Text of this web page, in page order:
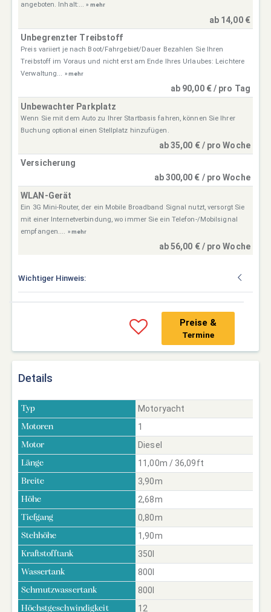
angeboten. Inhalt:...» mehr
ab 14,00 €
Unbegrenzter Treibstoff
Preis variiert je nach Boot/Fahrgebiet/Dauer Bezahlen Sie Ihren
Treibstoff im Voraus und nicht erst am Ende Ihres Urlaubes: Leichtere
Verwaltung... » mehr
ab 90,00 € / pro Tag
Unbewachter Parkplatz
Wenn Sie mit dem Auto zu Ihrer Startbasis fahren, können Sie Ihrer
Buchung optional einen Stellplatz hinzufügen.
ab 35,00 € / pro Woche
Versicherung
ab 300,00 € / pro Woche
WLAN-Gerät
Ein 3G Mini-Router, der ein Mobile Broadband Signal nutzt, versorgt Sie
mit einer Internetverbindung, wo immer Sie ein Telefon-/Mobilsignal
empfangen.... » mehr
ab 56,00 € / pro Woche
Wichtiger Hinweis:
Preise &
Termine
Details
Typ Motoryacht
Motoren 1
Motor Diesel
Länge 11,00m / 36,09ft
Breite 3,90m
Höhe 2,68m
Tiefgang 0,80m
Stehhöhe 1,90m
Kraftstofftank 350l
Wassertank 800l
Schmutzwassertank 800l
Höchstgeschwindigkeit 12